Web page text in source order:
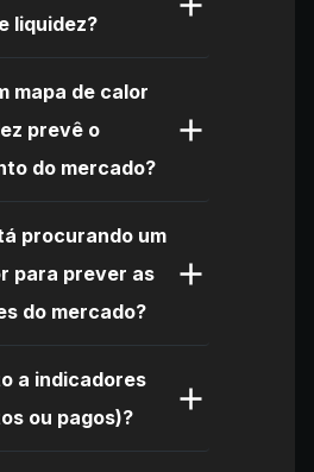
liquidez?
mapa de calor
prevê o
do mercado?
procurando um
para prever as
do mercado?
a indicadores
ou pagos)?